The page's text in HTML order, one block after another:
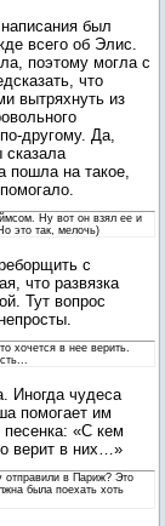
был
всего об Элис.
поэтому могла с
что
вытряхнуть из
другому. Да,
пошла на такое,
Ну вот он взял ее и
это так, мелочь)
с
что развязка
Тут вопрос
хочется в нее верить.
Иногда чудеса
помогает им
песенка: «С кем
верит в них…»
в Париж? Это
была поехать хоть